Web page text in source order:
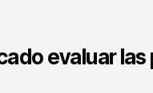
evaluar